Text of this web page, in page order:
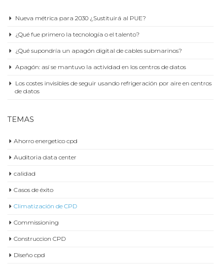
Nueva métrica para 2030 ¿Sustituirá al PUE?
¿Qué fue primero la tecnología o el talento?
¿Qué supondría un apagón digital de cables submarinos?
Apagón: así se mantuvo la actividad en los centros de datos
Los costes invisibles de seguir usando refrigeración por aire en centros
de datos
TEMAS
Ahorro energetico cpd
Auditoria data center
calidad
Casos de éxito
Climatización de CPD
Commissioning
Construccion CPD
Diseño cpd